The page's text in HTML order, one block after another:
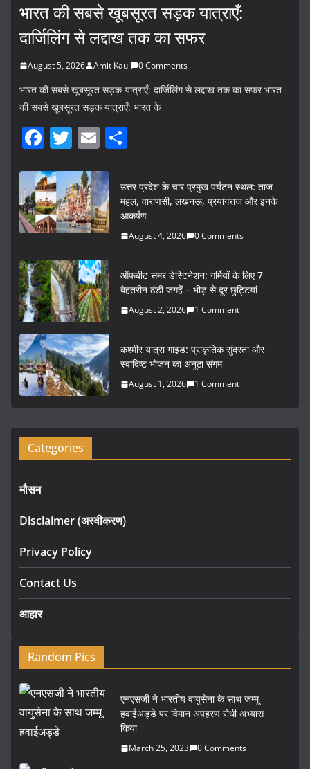
भारत की सबसे खूबसूरत सड़क यात्राएँ:
दार्जिलिंग से लद्दाख तक का सफर
August 5, 2026 Amit Kaul 0 Comments
भारत की सबसे खूबसूरत सड़क यात्राएँ: दार्जिलिंग से लद्दाख तक का सफर भारत
की सबसे खूबसूरत सड़क यात्राएँ: भारत के
F
c
e
b
o
k
T
itt
er
E
ai
l
ar
e
उत्तर प्रदेश के चार प्रमुख पर्यटन स्थल: ताज
महल, वाराणसी, लखनऊ, प्रयागराज और इनके
आकर्षण
August 4, 2026 0 Comments
ऑफबीट समर डेस्टिनेशन: गर्मियों के लिए 7
बेहतरीन ठंडी जगहें – भीड़ से दूर छुट्टियां
August 2, 2026 1 Comment
कश्मीर यात्रा गाइड: प्राकृतिक सुंदरता और
स्वादिष्ट भोजन का अनूठा संगम
August 1, 2026 1 Comment
Categories
मौसम
Disclaimer (अस्वीकरण)
Privacy Policy
Contact Us
आहार
Random Pics
एनएसजी ने भारतीय वायुसेना के साथ जम्मू
हवाईअड्डे पर विमान अपहरण रोधी अभ्यास
किया
March 25, 2023 0 Comments